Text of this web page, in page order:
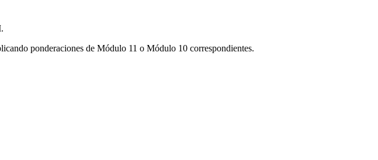
ponderaciones de Módulo 11 o Módulo 10 correspondientes.